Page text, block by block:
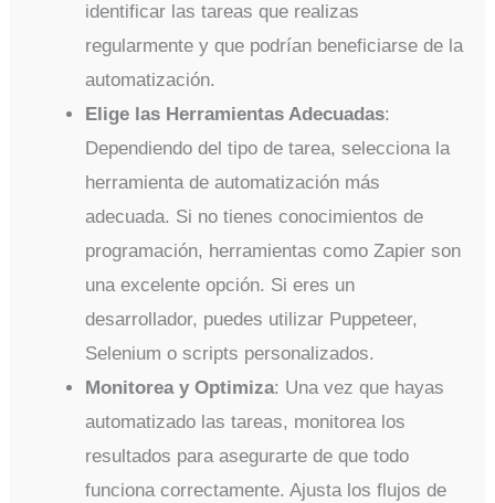
identificar las tareas que realizas
regularmente y que podrían beneficiarse de la
automatización.
Elige las Herramientas Adecuadas:
Dependiendo del tipo de tarea, selecciona la
herramienta de automatización más
adecuada. Si no tienes conocimientos de
programación, herramientas como Zapier son
una excelente opción. Si eres un
desarrollador, puedes utilizar Puppeteer,
Selenium o scripts personalizados.
Monitorea y Optimiza: Una vez que hayas
automatizado las tareas, monitorea los
resultados para asegurarte de que todo
funciona correctamente. Ajusta los flujos de